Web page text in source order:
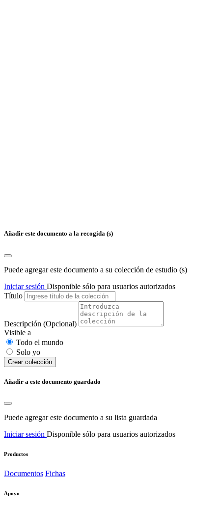
Añadir este documento a la recogida (s)
Puede agregar este documento a su colección de estudio (s)
Iniciar sesión Disponible sólo para usuarios autorizados
Título
Descripción (Opcional)
Visible a
Todo el mundo
Solo yo
Сrear colección
Añadir a este documento guardado
Puede agregar este documento a su lista guardada
Iniciar sesión Disponible sólo para usuarios autorizados
Productos
Documentos Fichas
Apoyo